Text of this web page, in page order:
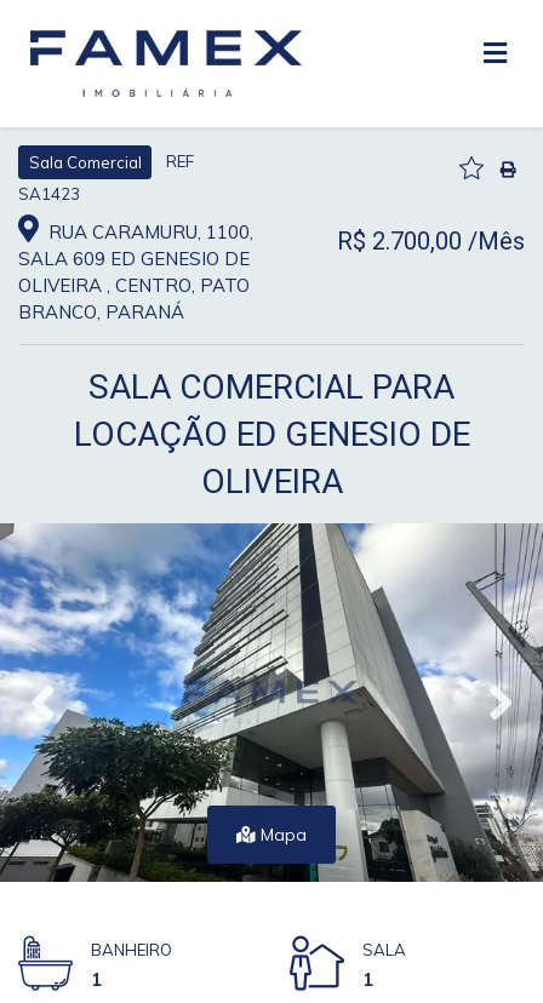
Sala Comercial
REF
SA1423
RUA CARAMURU, 1100,
SALA 609 ED GENESIO DE
OLIVEIRA , CENTRO, PATO
BRANCO, PARANÁ
R$ 2.700,00 /Mês
SALA COMERCIAL PARA
LOCAÇÃO ED GENESIO DE
OLIVEIRA
Mapa
BANHEIRO
1
SALA
1